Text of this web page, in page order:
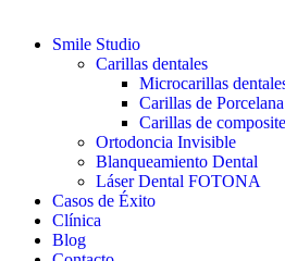
Smile Studio
Carillas dentales
Microcarillas
Carillas de Porcelana
Carillas de composite
Ortodoncia Invisible
Blanqueamiento Dental
Láser Dental FOTONA
Casos de Éxito
Clínica
Blog